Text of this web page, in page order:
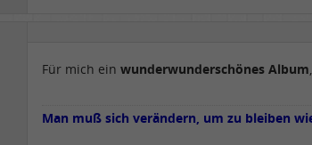
Für mich ein wunderwunderschönes Album
Man muß sich verändern, um zu bleiben